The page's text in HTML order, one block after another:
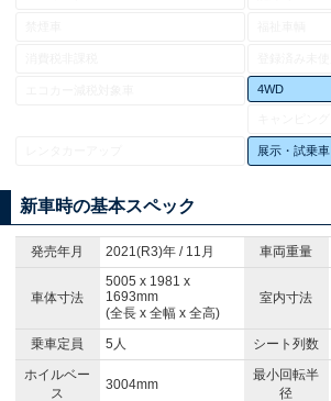
4WD
展示・試乗車
新車時の基本スペック
発売年月 2021(R3)年 / 11月 車両重量
車体寸法
5005 x 1981 x
1693mm
(全長 x 全幅 x 全高)
室内寸法
乗車定員 5人 シート列数
ホイルベー
ス
3004mm
最小回転半
径